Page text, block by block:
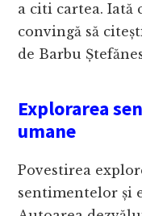
a citi cartea. Iată
convingă să
de Barbu
Explorarea
umane
Povestirea
sentimentelor și